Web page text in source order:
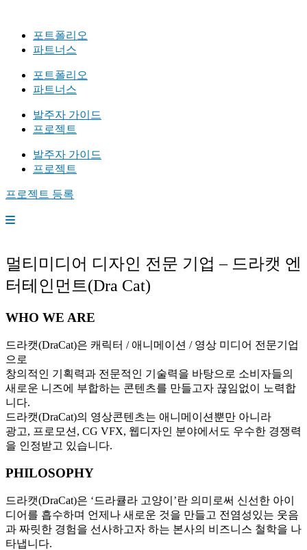
포트폴리오
파트너스
포트폴리오
파트너스
발주자 가이드
프로젝트
발주자 가이드
프로젝트
프로젝트 등록
멀티미디어 디자인 전문 기업 – 드라캣 엔
터테인먼트(Dra Cat)
WHO WE ARE
드라캣(DraCat)은 캐릭터 / 애니메이션 / 영상 미디어 전문기업
으로
창의적인 기획력과 전문적인 기술력을 바탕으로 소비자들의
새로운 니즈에 부합하는 콘텐츠를 만들고자 끊임없이 노력합
니다.
드라캣(DraCat)의 영상콘텐츠는 애니메이션뿐만 아니라
광고, 프로모션, CG VFX, 웹디자인 분야에서도 우수한 경쟁력
을 인정받고 있습니다.
PHILOSOPHY
드라캣(DraCat)은 ‘드라큘라 고양이’란 의미로써 신선한 아이
디어를 흡수하며 언제나 새로운 것을 만들고 전염성있는 웃음
과 짜릿한 경험을 선사하고자 하는 본사의 비즈니스 철학을 나
타냅니다.